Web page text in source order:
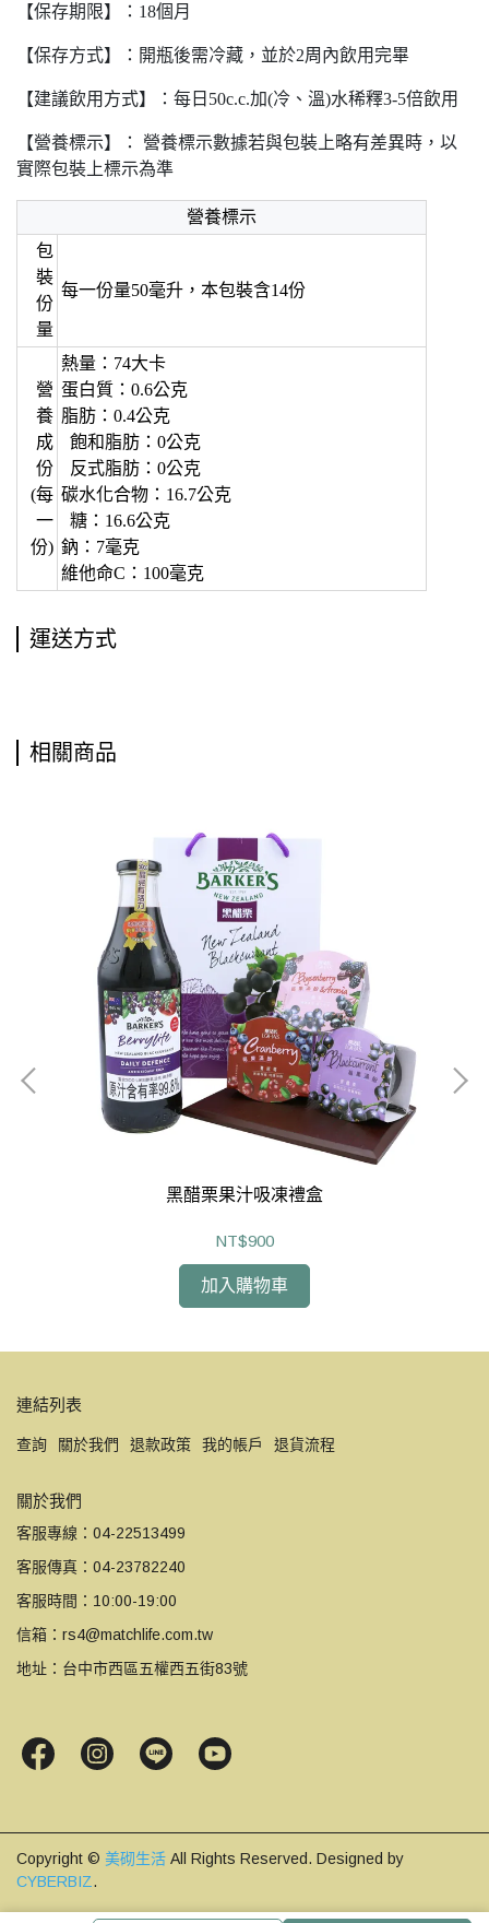
【保存期限】：18個月
【保存方式】：開瓶後需冷藏，並於2周內飲用完畢
【建議飲用方式】：每日50c.c.加(冷、溫)水稀釋3-5倍飲用
【營養標示】： 營養標示數據若與包裝上略有差異時，以
實際包裝上標示為準
營養標示
包
裝
份
量
每一份量50毫升，本包裝含14份
營
養
成
份
(每
一
份)
熱量：74大卡
蛋白質：0.6公克
脂肪：0.4公克
飽和脂肪：0公克
反式脂肪：0公克
碳水化合物：16.7公克
糖：16.6公克
鈉：7毫克
維他命C：100毫克
運送方式
相關商品
黑醋栗果汁吸凍禮盒
NT$900
加入購物車
連結列表
查詢 關於我們 退款政策 我的帳戶 退貨流程
關於我們
客服專線：04-22513499
客服傳真：04-23782240
客服時間：10:00-19:00
信箱：rs4@matchlife.com.tw
地址：台中市西區五權西五街83號
Copyright © 美砌生活 All Rights Reserved. Designed by
CYBERBIZ.